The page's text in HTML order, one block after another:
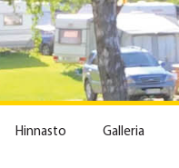
Hinnasto Galleria